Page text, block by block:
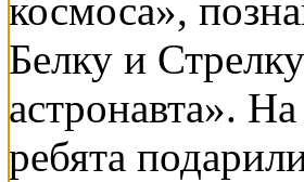
космоса»,
Белку и
астронавта».
ребята